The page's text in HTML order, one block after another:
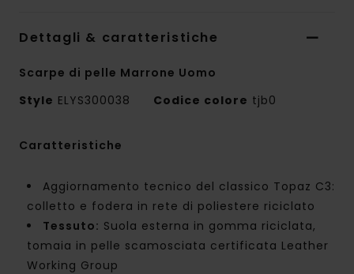
Dettagli & caratteristiche
Scarpe di pelle Marrone Uomo
Style ELYS300038 Codice colore tjb0
Caratteristiche
Aggiornamento tecnico del classico Topaz C3:
colletto e fodera in rete di poliestere riciclato
Tessuto: Suola esterna in gomma riciclata,
tomaia in pelle scamosciata certificata Leather
Working Group